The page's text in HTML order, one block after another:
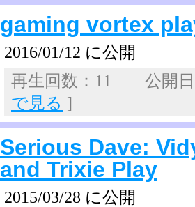
gaming vortex
2016/01/12 に公開
再生回数：11 公開
で見る ]
Serious Dave:
and Trixie Play
2015/03/28 に公開